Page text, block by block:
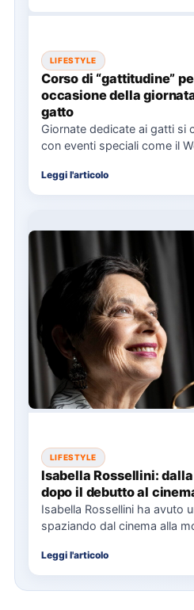
LIFESTYLE
Corso di “gattitudine”
occasione della
gatto
Giornate dedicate ai gatti si
con eventi speciali come il
Leggi l'articolo
LIFESTYLE
Isabella Rossellini:
dopo il debutto al
Isabella Rossellini ha avuto
spaziando dal cinema alla
Leggi l'articolo